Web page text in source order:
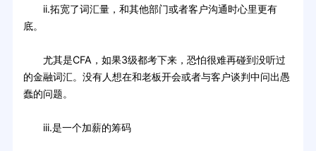
ii.拓宽了词汇量，和其他部门或者客户沟通时心里更有
底。
尤其是CFA，如果3级都考下来，恐怕很难再碰到没听过
的金融词汇。没有人想在和老板开会或者与客户谈判中问出愚
蠢的问题。
iii.是一个加薪的筹码